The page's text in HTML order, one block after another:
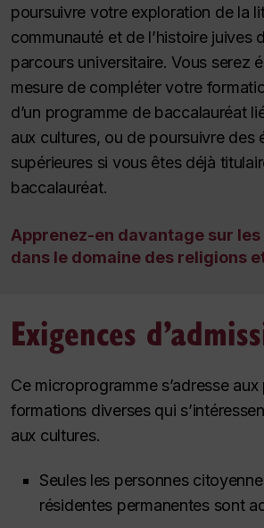
poursuivre votre exploration de la
communauté et de l’histoire juives
parcours universitaire. Vous serez
mesure de compléter votre
d’un programme de baccalauréat
aux cultures, ou de poursuivre des
supérieures si vous êtes déjà
baccalauréat.
Apprenez-en davantage sur
dans le domaine des religions
Exigences
Ce microprogramme s’adresse
formations diverses qui
aux cultures.
Seules les personnes
résidentes permanentes sont